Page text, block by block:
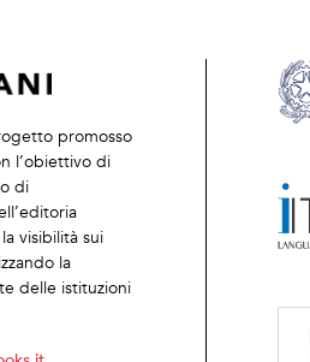
promosso
l’obiettivo di
di
visibilità sui
la
delle istituzioni